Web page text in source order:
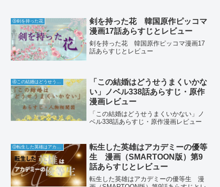
Ⓑ剣を持った花
剣を持った花 韓国原作ピッコマ
漫画17話あらすじとレビュー
剣を持った花 韓国原作ピッコマ漫画17
話あらすじとレビュー
④この結婚はどうせうまくいかない
「この結婚はどうせうまくいかな
い」ノベル338話あらすじ・原作
漫画レビュー
「この結婚はどうせうまくいかない」ノ
ベル338話あらすじ・原作漫画レビュー
Ⓓ転生した英雄はアカデミーの優等生
転生した英雄はアカデミーの優等
生 漫画（SMARTOON版）第9
話あらすじとレビュー
転生した英雄はアカデミーの優等生 漫